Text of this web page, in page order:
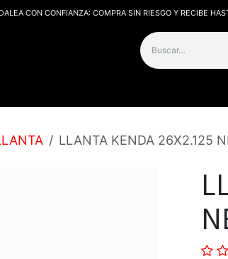
CON CONFIANZA: COMPRA SIN RIESGO Y RECIBE
LLANTA KENDA 26X2.125